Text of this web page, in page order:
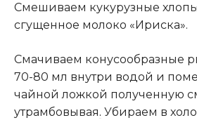
Смешиваем кукурузные
сгущенное молоко «Ириска».
Смачиваем конусообразные
70-80 мл внутри водой и
чайной ложкой полученную
утрамбовывая. Убираем в